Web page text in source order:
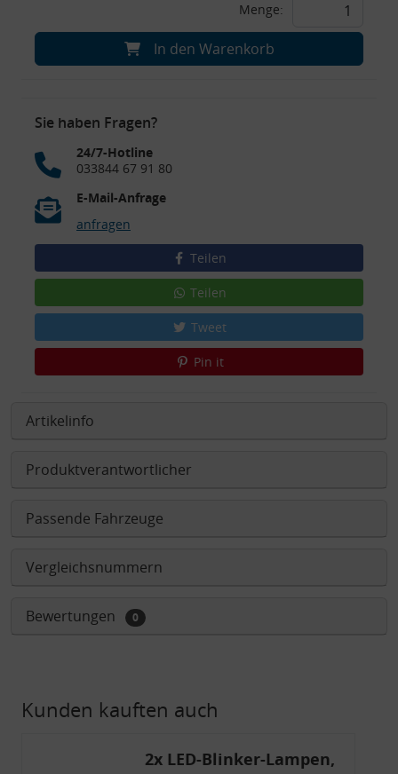
Menge:
In den Warenkorb
Sie haben Fragen?
24/7-Hotline
033844 67 91 80
E-Mail-Anfrage
anfragen
Teilen
Teilen
Tweet
Pin it
Artikelinfo
Produktverantwortlicher
Passende Fahrzeuge
Vergleichsnummern
Bewertungen 0
Kunden kauften auch
2x LED-Blinker-Lampen,